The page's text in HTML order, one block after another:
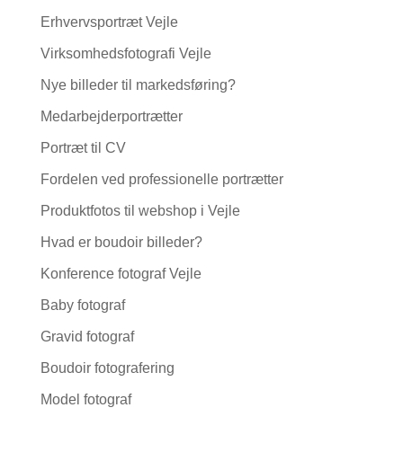
Erhvervsportræt Vejle
Virksomhedsfotografi Vejle
Nye billeder til markedsføring?
Medarbejderportrætter
Portræt til CV
Fordelen ved professionelle portrætter
Produktfotos til webshop i Vejle
Hvad er boudoir billeder?
Konference fotograf Vejle
Baby fotograf
Gravid fotograf
Boudoir fotografering
Model fotograf